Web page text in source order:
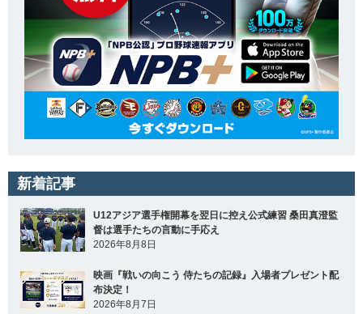
新着記事
U12アジア選手権開幕を翌日に控え公式練習 桑田真澄監
督は選手たちの言動に手応え
2026年8月8日
映画『戦いの向こう 侍たちの記録』入場者プレゼント配
布決定！
2026年8月7日